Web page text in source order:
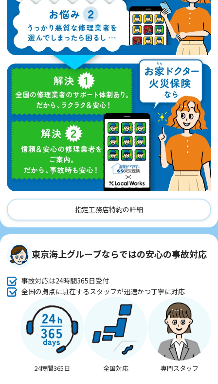
指定工務店特約の詳細
東京海上グループならではの安心の事故対応
事故対応は24時間365日受付
全国の拠点に駐在するスタッフが迅速かつ丁寧に対応
24時間365日 全国対応 専門スタッフ